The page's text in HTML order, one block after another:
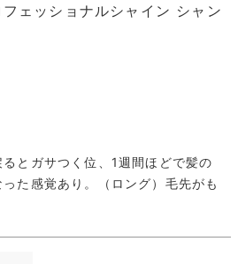
ェッショナルシャイン シャン
とガサつく位、1週間ほどで髪の
た感覚あり。（ロング）毛先がも